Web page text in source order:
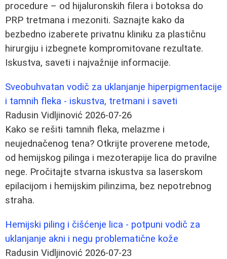
procedure – od hijaluronskih filera i botoksa do
PRP tretmana i mezoniti. Saznajte kako da
bezbedno izaberete privatnu kliniku za plastičnu
hirurgiju i izbegnete kompromitovane rezultate.
Iskustva, saveti i najvažnije informacije.
Sveobuhvatan vodič za uklanjanje hiperpigmentacije
i tamnih fleka - iskustva, tretmani i saveti
Radusin Vidljinović 2026-07-26
Kako se rešiti tamnih fleka, melazme i
neujednačenog tena? Otkrijte proverene metode,
od hemijskog pilinga i mezoterapije lica do pravilne
nege. Pročitajte stvarna iskustva sa laserskom
epilacijom i hemijskim pilinzima, bez nepotrebnog
straha.
Hemijski piling i čišćenje lica - potpuni vodič za
uklanjanje akni i negu problematične kože
Radusin Vidljinović 2026-07-23